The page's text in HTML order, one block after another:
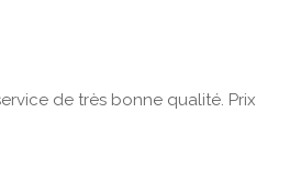
de très bonne qualité. Prix